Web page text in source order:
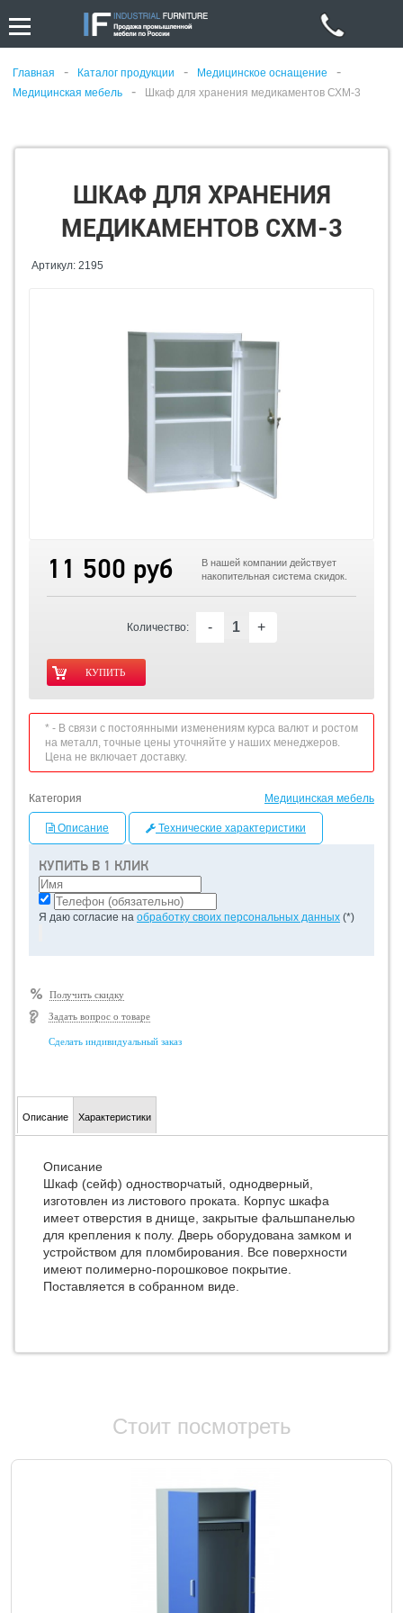
Главная - Каталог продукции - Медицинское оснащение -
Медицинская мебель - Шкаф для хранения медикаментов СХМ-3
ШКАФ ДЛЯ ХРАНЕНИЯ
МЕДИКАМЕНТОВ СХМ-3
Артикул: 2195
КУПИТЬ В 1 КЛИК
Я даю согласие на обработку своих персональных данных (*)
Получить скидку
Задать вопрос о товаре
Сделать индивидуальный заказ
11 500 руб
В нашей компании действует
накопительная система скидок.
Количество: - +
* - В связи с постоянными изменениям курса валют и ростом
на металл, точные цены уточняйте у наших менеджеров.
Цена не включает доставку.
Категория Медицинская мебель
Описание Технические характеристики
Описание Характеристики
Описание
Шкаф (сейф) одностворчатый, однодверный,
изготовлен из листового проката. Корпус шкафа
имеет отверстия в днище, закрытые фальшпанелью
для крепления к полу. Дверь оборудована замком и
устройством для пломбирования. Все поверхности
имеют полимерно-порошковое покрытие.
Поставляется в собранном виде.
Стоит посмотреть